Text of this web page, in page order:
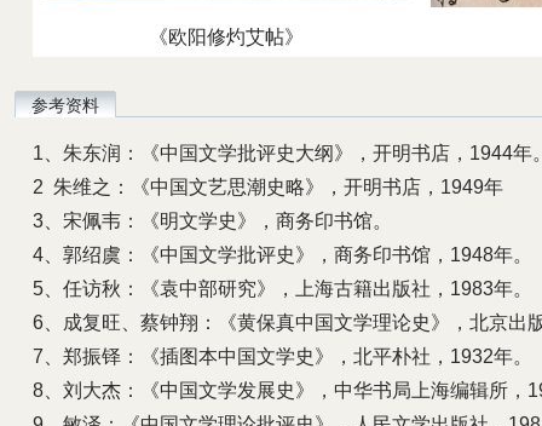
《欧阳修灼艾帖》
参考资料
1、朱东润：《中国文学批评史大纲》，开明书店，1944年
2 朱维之：《中国文艺思潮史略》，开明书店，1949年
3、宋佩韦：《明文学史》，商务印书馆。
4、郭绍虞：《中国文学批评史》，商务印书馆，1948年。
5、任访秋：《袁中部研究》，上海古籍出版社，1983年。
6、成复旺、蔡钟翔：《黄保真中国文学理论史》，北京出
7、郑振铎：《插图本中国文学史》，北平朴社，1932年。
8、刘大杰：《中国文学发展史》，中华书局上海编辑所，